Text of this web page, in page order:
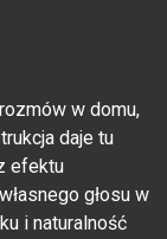
w domu,
daje tu
efektu
głosu w
i naturalność